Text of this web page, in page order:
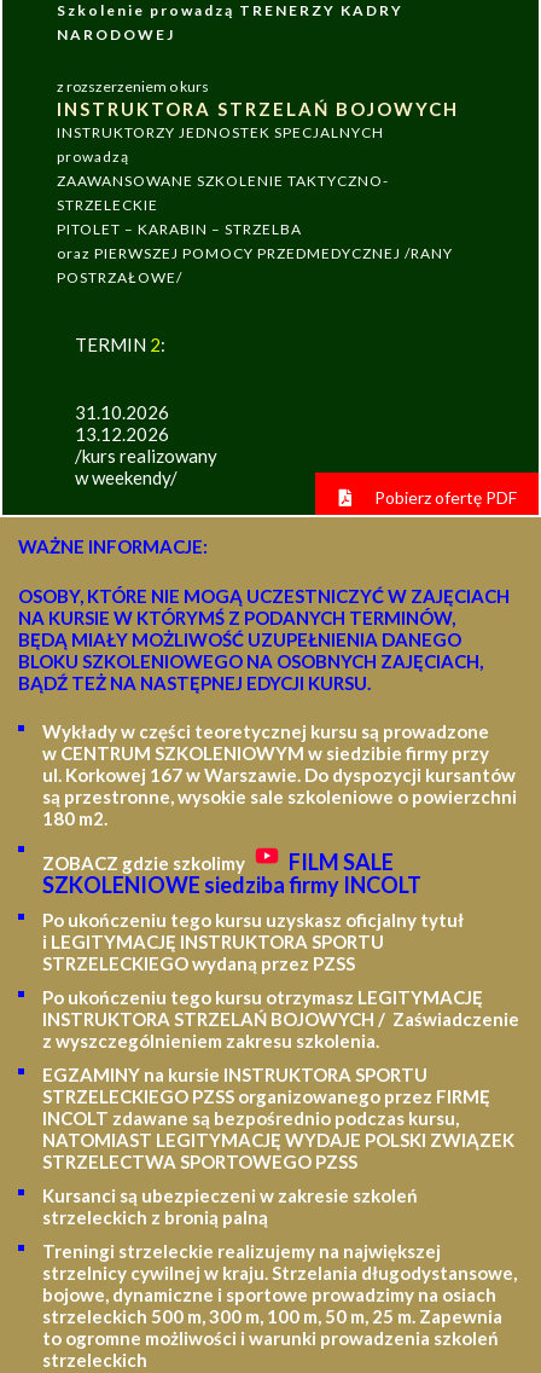
Szkolenie prowadzą TRENERZY KADRY
NARODOWEJ
z rozszerzeniem o kurs
INSTRUKTORA STRZELAŃ BOJOWYCH
INSTRUKTORZY JEDNOSTEK SPECJALNYCH
prowadzą
ZAAWANSOWANE SZKOLENIE TAKTYCZNO-
STRZELECKIE
PITOLET – KARABIN – STRZELBA
oraz PIERWSZEJ POMOCY PRZEDMEDYCZNEJ /RANY
POSTRZAŁOWE/
TERMIN 2:
31.10.2026
13.12.2026
/kurs realizowany
w weekendy/
Pobierz ofertę PDF
WAŻNE INFORMACJE:
OSOBY, KTÓRE NIE MOGĄ UCZESTNICZYĆ W ZAJĘCIACH
NA KURSIE W KTÓRYMŚ Z PODANYCH TERMINÓW,
BĘDĄ MIAŁY MOŻLIWOŚĆ UZUPEŁNIENIA DANEGO
BLOKU SZKOLENIOWEGO NA OSOBNYCH ZAJĘCIACH,
BĄDŹ TEŻ NA NASTĘPNEJ EDYCJI KURSU.
Wykłady w części teoretycznej kursu są prowadzone
w CENTRUM SZKOLENIOWYM w siedzibie firmy przy
ul. Korkowej 167 w Warszawie. Do dyspozycji kursantów
są przestronne, wysokie sale szkoleniowe o powierzchni
180 m2.
ZOBACZ gdzie szkolimy
FILM SALE
SZKOLENIOWE siedziba firmy INCOLT
Po ukończeniu tego kursu uzyskasz oficjalny tytuł
i LEGITYMACJĘ INSTRUKTORA SPORTU
STRZELECKIEGO wydaną przez PZSS
Po ukończeniu tego kursu otrzymasz LEGITYMACJĘ
INSTRUKTORA STRZELAŃ BOJOWYCH / Zaświadczenie
z wyszczególnieniem zakresu szkolenia.
EGZAMINY na kursie INSTRUKTORA SPORTU
STRZELECKIEGO PZSS organizowanego przez FIRMĘ
INCOLT zdawane są bezpośrednio podczas kursu,
NATOMIAST LEGITYMACJĘ WYDAJE POLSKI ZWIĄZEK
STRZELECTWA SPORTOWEGO PZSS
Kursanci są ubezpieczeni w zakresie szkoleń
strzeleckich z bronią palną
Treningi strzeleckie realizujemy na największej
strzelnicy cywilnej w kraju. Strzelania długodystansowe,
bojowe, dynamiczne i sportowe prowadzimy na osiach
strzeleckich 500 m, 300 m, 100 m, 50 m, 25 m. Zapewnia
to ogromne możliwości i warunki prowadzenia szkoleń
strzeleckich